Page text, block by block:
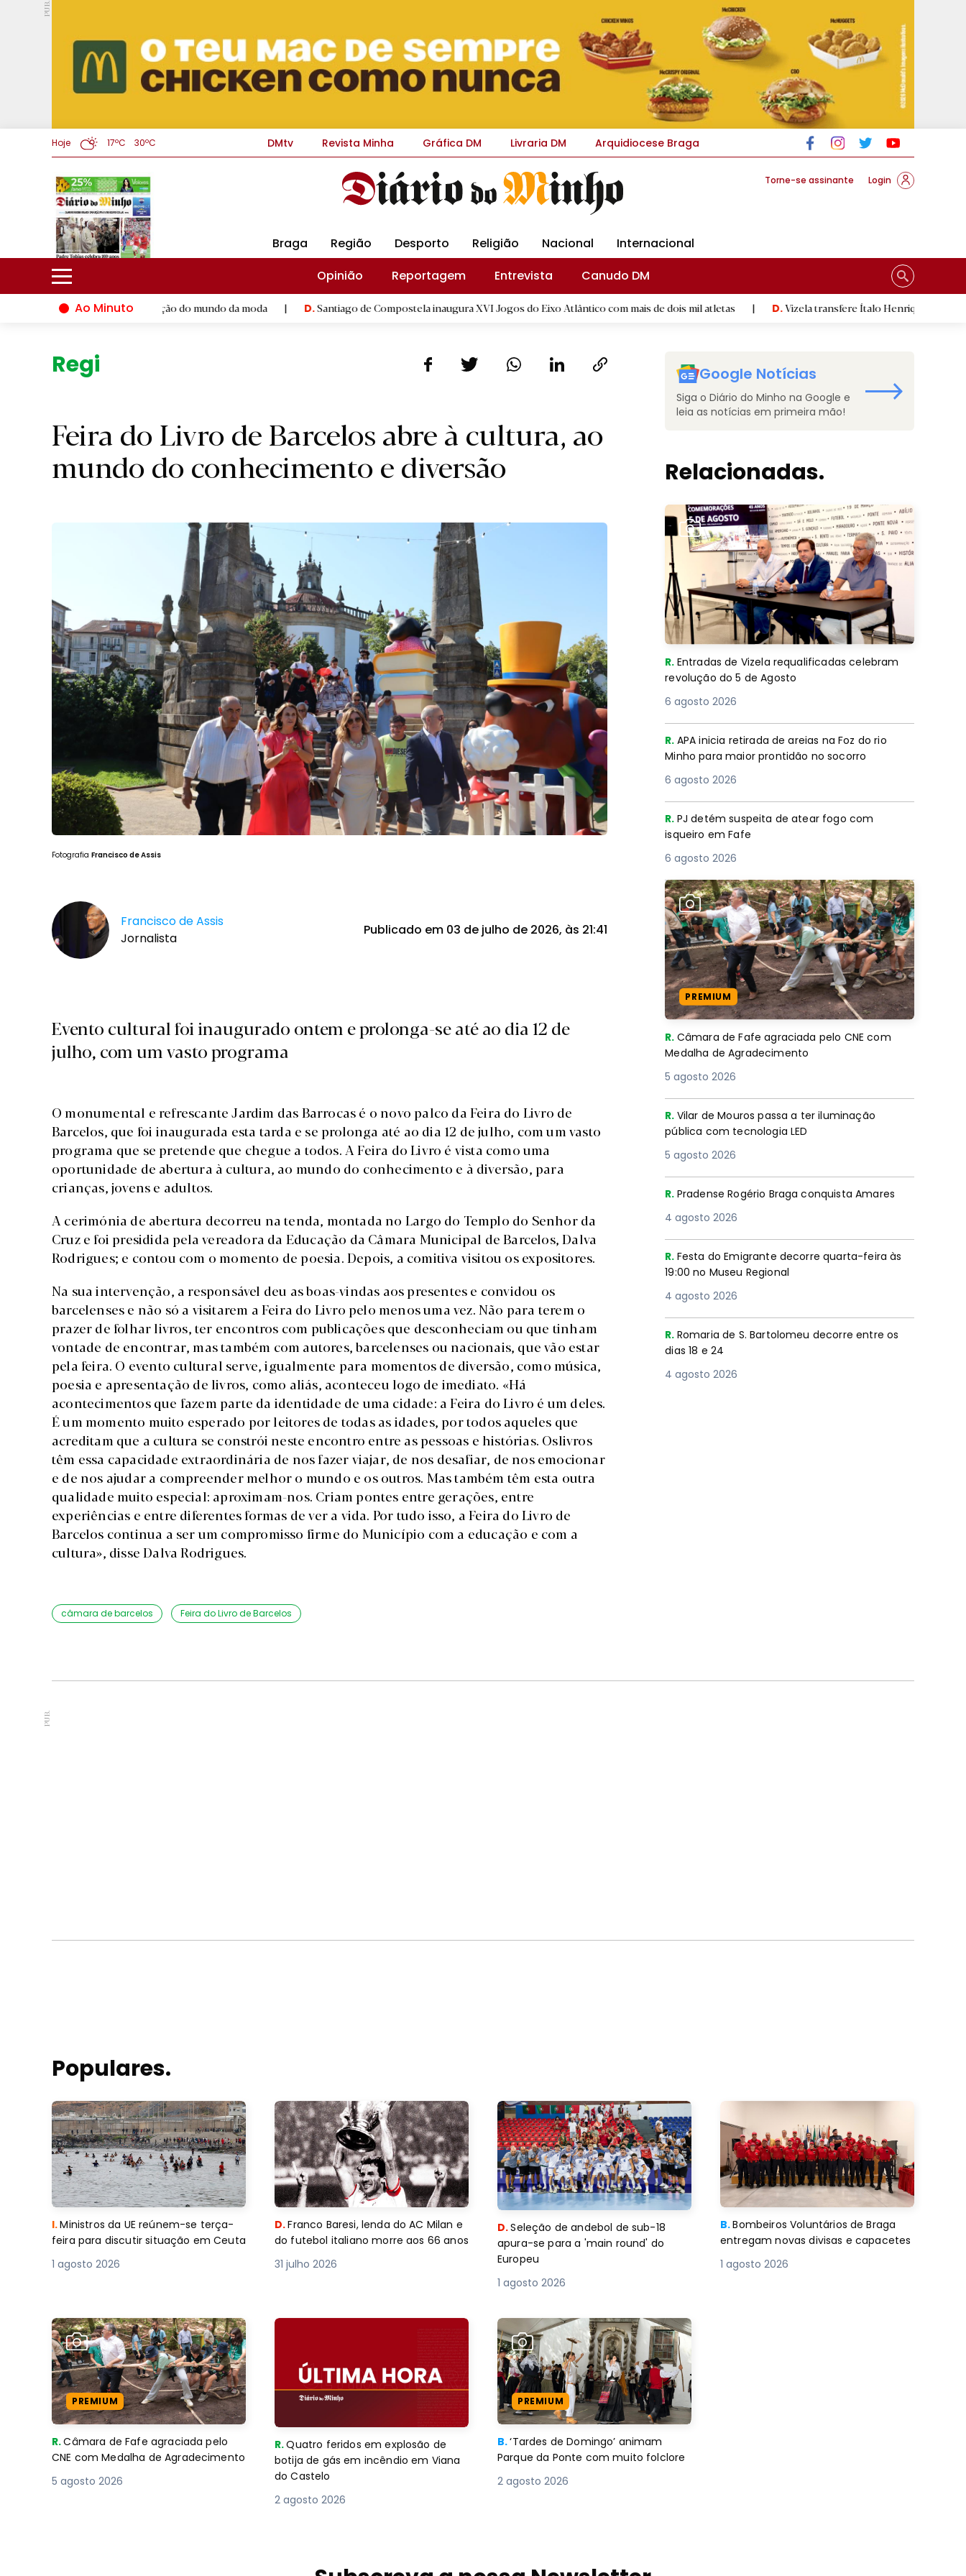
PUB.
Hoje 17ºC 30ºC DMtv Revista Minha Gráfica DM Livraria DM Arquidiocese Braga
Torne-se assinante Login
Braga Região Desporto Religião Nacional
Internacional
Opinião
Reportagem Entrevista
Canudo DM
Ao Minuto
ao talento e à inovação do mundo da moda | D.Santiago de Compostela inaugura XVI Jogos do Eixo Atlântico com mais de dois mil atletas | D.Vizela transfere Ítalo Henrique para o Zorya
Região.
Feira do Livro de Barcelos abre à cultura, ao
mundo do conhecimento e diversão
Fotografia Francisco de Assis
Francisco de Assis
Jornalista
Publicado em 03 de julho de 2026, às 21:41
Evento cultural foi inaugurado ontem e prolonga-se até ao dia 12 de
julho, com um vasto programa
O monumental e refrescante Jardim das Barrocas é o novo palco da Feira do Livro de
Barcelos, que foi inaugurada esta tarda e se prolonga até ao dia 12 de julho, com um vasto
programa que se pretende que chegue a todos. A Feira do Livro é vista como uma
oportunidade de abertura à cultura, ao mundo do conhecimento e à diversão, para
crianças, jovens e adultos.
A cerimónia de abertura decorreu na tenda, montada no Largo do Templo do Senhor da
Cruz e foi presidida pela vereadora da Educação da Câmara Municipal de Barcelos, Dalva
Rodrigues; e contou com o momento de poesia. Depois, a comitiva visitou os expositores.
Na sua intervenção, a responsável deu as boas-vindas aos presentes e convidou os
barcelenses e não só a visitarem a Feira do Livro pelo menos uma vez. Não para terem o
prazer de folhar livros, ter encontros com publicações que desconheciam ou que tinham
vontade de encontrar, mas também com autores, barcelenses ou nacionais, que vão estar
pela feira. O evento cultural serve, igualmente para momentos de diversão, como música,
poesia e apresentação de livros, como aliás, aconteceu logo de imediato. «Há
acontecimentos que fazem parte da identidade de uma cidade: a Feira do Livro é um deles.
É um momento muito esperado por leitores de todas as idades, por todos aqueles que
acreditam que a cultura se constrói neste encontro entre as pessoas e histórias. Oslivros
têm essa capacidade extraordinária de nos fazer viajar, de nos desafiar, de nos emocionar
e de nos ajudar a compreender melhor o mundo e os outros. Mas também têm esta outra
qualidade muito especial: aproximam-nos. Criam pontes entre gerações, entre
experiências e entre diferentes formas de ver a vida. Por tudo isso, a Feira do Livro de
Barcelos continua a ser um compromisso firme do Município com a educação e com a
cultura», disse Dalva Rodrigues.
câmara de barcelos Feira do Livro de Barcelos
Google Notícias
Siga o Diário do Minho na Google e
leia as notícias em primeira mão!
Relacionadas.
R. Entradas de Vizela requalificadas celebram
revolução do 5 de Agosto
6 agosto 2026
R. APA inicia retirada de areias na Foz do rio
Minho para maior prontidão no socorro
6 agosto 2026
R. PJ detém suspeita de atear fogo com
isqueiro em Fafe
6 agosto 2026
PREMIUM
R. Câmara de Fafe agraciada pelo CNE com
Medalha de Agradecimento
5 agosto 2026
R. Vilar de Mouros passa a ter iluminação
pública com tecnologia LED
5 agosto 2026
R. Pradense Rogério Braga conquista Amares
4 agosto 2026
R. Festa do Emigrante decorre quarta-feira às
19:00 no Museu Regional
4 agosto 2026
R. Romaria de S. Bartolomeu decorre entre os
dias 18 e 24
4 agosto 2026
PUB.
Populares.
I.Ministros da UE reúnem-se terça-
feira para discutir situação em Ceuta
1 agosto 2026
D.Franco Baresi, lenda do AC Milan e
do futebol italiano morre aos 66 anos
31 julho 2026
D.Seleção de andebol de sub-18
apura-se para a 'main round' do
Europeu
1 agosto 2026
B.Bombeiros Voluntários de Braga
entregam novas divisas e capacetes
1 agosto 2026
PREMIUM
R.Câmara de Fafe agraciada pelo
CNE com Medalha de Agradecimento
5 agosto 2026
R.Quatro feridos em explosão de
botija de gás em incêndio em Viana
do Castelo
2 agosto 2026
PREMIUM
B.‘Tardes de Domingo’ animam
Parque da Ponte com muito folclore
2 agosto 2026